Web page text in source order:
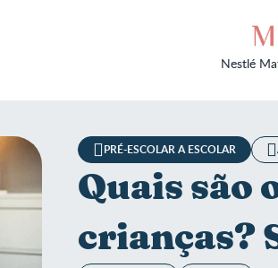
Nestlé
PRÉ-ESCOLAR A ESCOLAR
Quais são
crianças?